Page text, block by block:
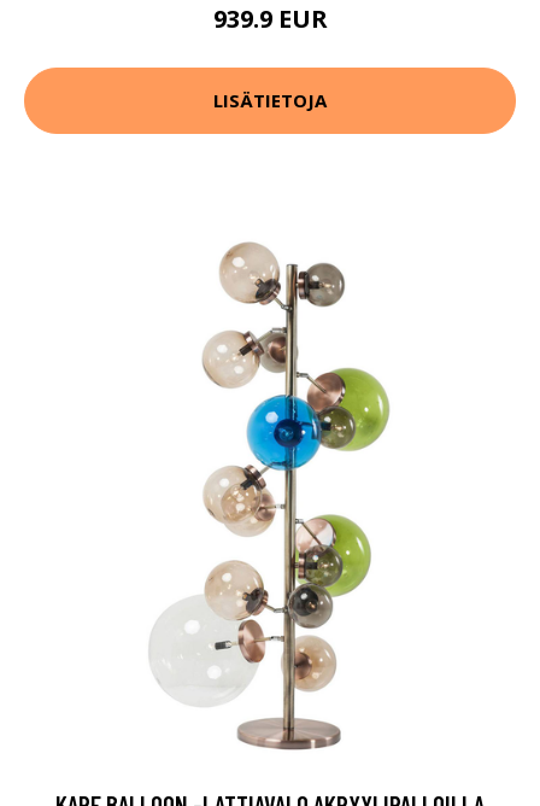
939.9 EUR
LISÄTIETOJA